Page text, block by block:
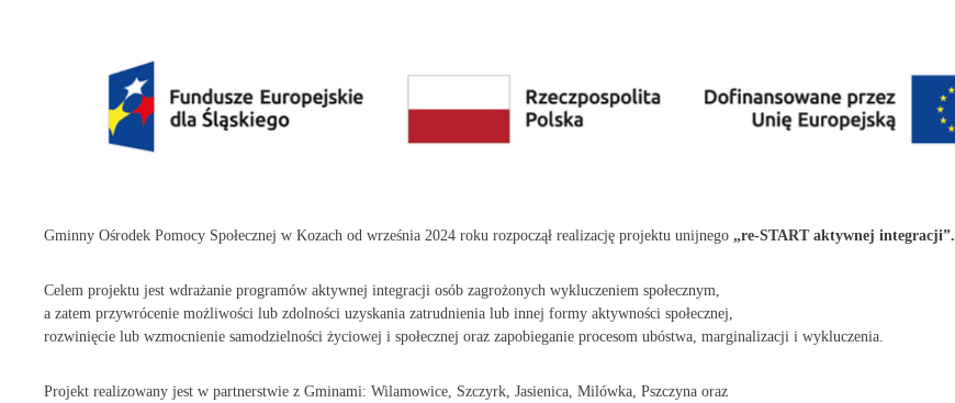
Gminny Ośrodek Pomocy Społecznej w Kozach od września 2024 roku rozpoczął realizację projektu unijnego „re-START aktywnej integracji”.
Celem projektu jest wdrażanie programów aktywnej integracji osób zagrożonych wykluczeniem społecznym,
a zatem przywrócenie możliwości lub zdolności uzyskania zatrudnienia lub innej formy aktywności społecznej,
rozwinięcie lub wzmocnienie samodzielności życiowej i społecznej oraz zapobieganie procesom ubóstwa, marginalizacji i wykluczenia.
Projekt realizowany jest w partnerstwie z Gminami: Wilamowice, Szczyrk, Jasienica, Milówka, Pszczyna oraz